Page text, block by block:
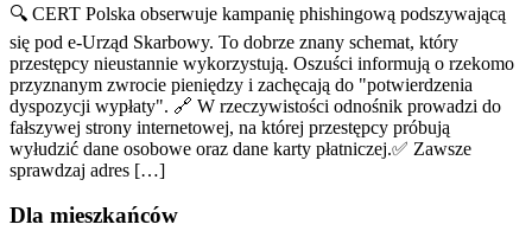
🔍 CERT Polska obserwuje kampanię phishingową podszywającą
się pod e-Urząd Skarbowy. To dobrze znany schemat, który
przestępcy nieustannie wykorzystują. Oszuści informują o rzekomo
przyznanym zwrocie pieniędzy i zachęcają do "potwierdzenia
dyspozycji wypłaty". 🔗 W rzeczywistości odnośnik prowadzi do
fałszywej strony internetowej, na której przestępcy próbują
wyłudzić dane osobowe oraz dane karty płatniczej.✅ Zawsze
sprawdzaj adres […]
Dla mieszkańców